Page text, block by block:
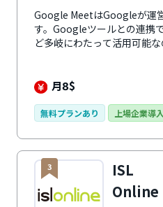
Google MeetはGoogleが運
す。Googleツールとの連携
ど多岐にわたって活用可能な
月8$
無料プランあり 上場企業導
3
ISL
Online